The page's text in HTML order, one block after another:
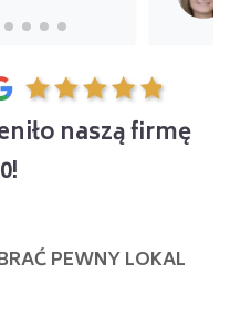
naszą firmę
PEWNY LOKAL